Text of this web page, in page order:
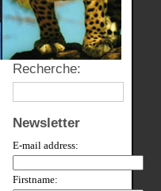
Recherche:
Newsletter
E-mail address:
Firstname: